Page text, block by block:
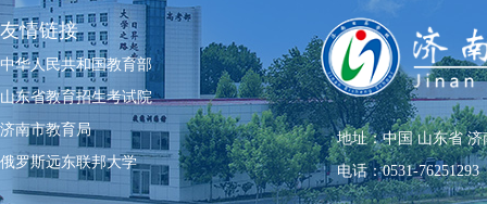
友情链接
中华人民共和国教育部
山东省教育招生考试院
济南市教育局
俄罗斯远东联邦大学
地址：中国 山东省
电话：0531-76251293